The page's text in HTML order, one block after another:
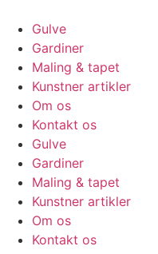
content
Gulve
Gardiner
Maling & tapet
Kunstner artikler
Om os
Kontakt os
Gulve
Gardiner
Maling & tapet
Kunstner artikler
Om os
Kontakt os